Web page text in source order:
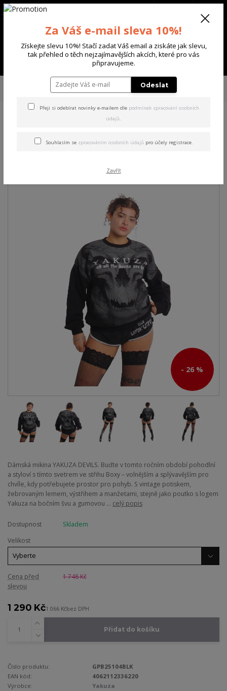
Menu
+420 702 136 620
MIKINY
Yakuza dámská mikina Devils Urban
Urban Sweatshirt
- 26 %
Dámská mikina YAKUZA DEVILS. Buďte v tomto ročním období pohodlní
a styloví s tímto svetrem ve střihu Boxy – volnějším a splývavějším pro
chvíle, kdy potřebujete prostor pro pohyb. S vintage potiskem,
žebrovaným lemem, výstřihem a manžetami, stejně jako poutko s logem
Yakuza na bočním švu a gumovou ... celý popis
Dostupnost
Skladem
Velikost
Cena před
slevou
1 748 Kč
1 290 Kč1 066 Kčbez DPH
Přidat do košíku
Číslo produktu:
GPB25104BLK
EAN kód:
4062112336220
Výrobce:
Yakuza
Za Váš e-mail sleva 10%!
Získejte slevu 10%! Stačí zadat Váš email a ziskáte jak slevu,
tak přehled o těch nejzajímavějších akcích, které pro vás
připravujeme.
Odeslat
Přeji si odebírat novinky e-mailem dle podmínek zpracování osobních
údajů.
Souhlasím se zpracováním osobních údajů pro účely registrace.
Zavřít